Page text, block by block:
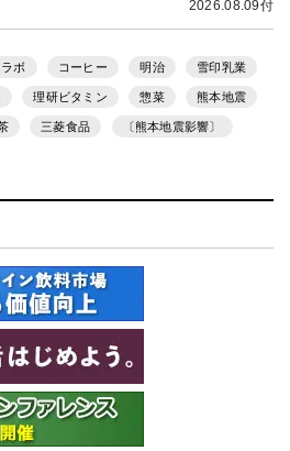
2026.08.09付
ラボ コーヒー 明治 雪印乳業
理研ビタミン 惣菜 熊本地震
三菱食品 〔熊本地震影響〕